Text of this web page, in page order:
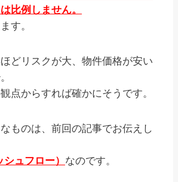
比例しません。
す。
どリスクが大、物件価格が安い
点からすれば確かにそうです。
ものは、前回の記事でお伝えし
ュフロー） なのです。